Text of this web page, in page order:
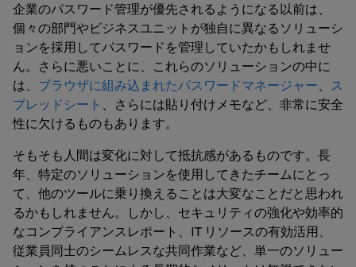
企業のパスワード管理が優先されるようになる以前は、
個々の部門やビジネスユニットが独自に異なるソリューシ
ョンを採用してパスワードを管理していたかもしれませ
ん。さらに悪いことに、これらのソリューションの中に
は、 ブラウザに組み込まれたパスワードマネージャー、 ス
プレッドシート 、さらには貼り付けメモなど、非常に安全
性に欠けるものもあります。
そもそも人間は変化に対して抵抗感があるものです。長
年、特定のソリューションを使用してきたチームにとっ
て、他のツールに乗り換えることは大変なことだと思われ
るかもしれません。しかし、セキュリティの強化や効率的
なコンプライアンスレポート、IT リソースの有効活用、
従業員同士のシームレスな共同作業など、単一のソリュー